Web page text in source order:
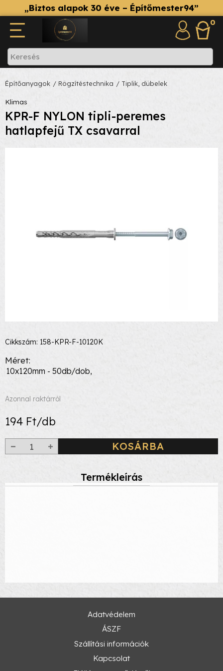
„Biztos alapok 30 éve – Építőmester94”
0
Építőanyagok / Rögzítéstechnika / Tiplik, dübelek
Klimas
KPR-F NYLON tipli-peremes
hatlapfejű TX csavarral
Cikkszám: 158-KPR-F-10120K
Méret
10x120mm - 50db/dob,
Azonnal raktárról
194 Ft/db
KOSÁRBA
Termékleírás
Adatvédelem
ÁSZF
Szállítási információk
Kapcsolat